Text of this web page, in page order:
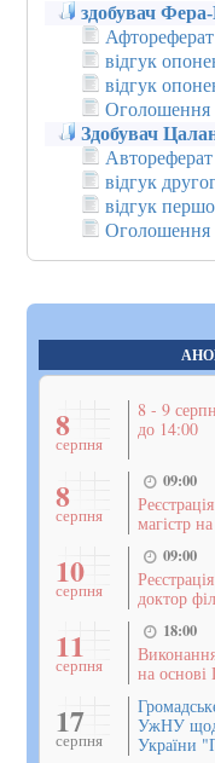
здобувач
Афтореферат
відгук
відгук
Оголошення
Здобувач
Автореферат
відгук
відгук
Оголошення
8
серпня
8 - 9
до 14:00
8
серпня
09:00
магістр
10
серпня
09:00
доктор
11
серпня
18:00
на
17
серпня
УжНУ
України